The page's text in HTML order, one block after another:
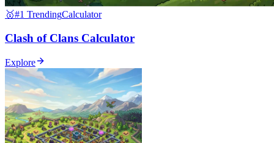
🥇#1 TrendingCalculator
Clash of Clans Calculator
Explore